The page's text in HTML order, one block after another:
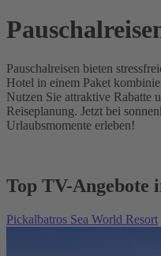
Pauschalreisen bieten
Hotel in einem Paket
Nutzen Sie attraktive Rabatte
Reiseplanung. Jetzt bei
Urlaubsmomente erleben!
Top TV-Angebote
Pickalbatros Sea World Resort